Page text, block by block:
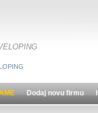
Dodaj novu firmu